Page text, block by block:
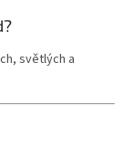
světlých a